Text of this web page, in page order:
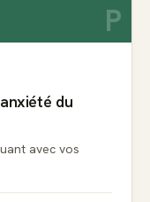
P
du
avec vos